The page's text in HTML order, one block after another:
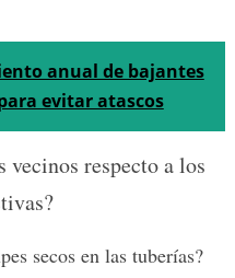
anual de bajantes
evitar atascos
vecinos respecto a los
secos en las tuberías?